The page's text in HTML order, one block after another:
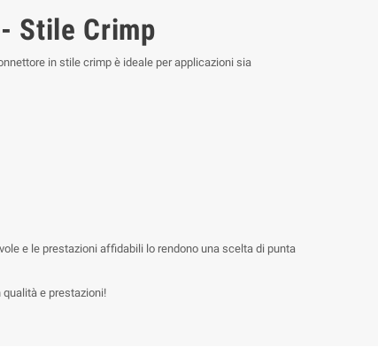
Stile Crimp
in stile crimp è ideale per applicazioni sia
e le prestazioni affidabili lo rendono una scelta di punta
e prestazioni!